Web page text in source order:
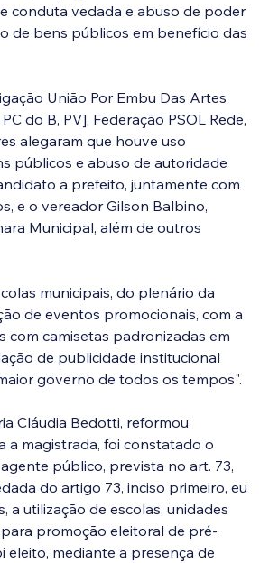
conduta vedada e abuso de poder
de bens públicos em benefício das
União Por Embu Das Artes
do B, PV], Federação PSOL Rede,
alegaram que houve uso
públicos e abuso de autoridade
a prefeito, juntamente com
e o vereador Gilson Balbino,
Municipal, além de outros
municipais, do plenário da
de eventos promocionais, com a
camisetas padronizadas em
de publicidade institucional
governo de todos os tempos".
Cláudia Bedotti, reformou
a magistrada, foi constatado o
público, prevista no art. 73,
do artigo 73, inciso primeiro, eu
utilização de escolas, unidades
promoção eleitoral de pré-
eleito, mediante a presença de